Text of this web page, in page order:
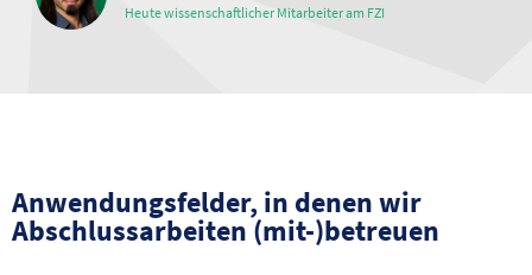
Heute wissenschaftlicher Mitarbeiter am FZI
Anwendungsfelder, in denen wir
Abschlussarbeiten (mit-)betreuen